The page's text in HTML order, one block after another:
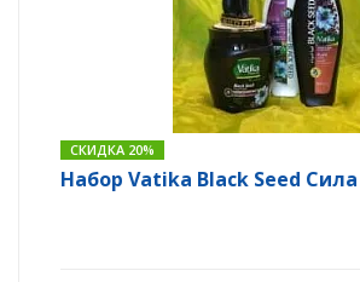
СКИДКА 20%
Набор Vatika Black Seed